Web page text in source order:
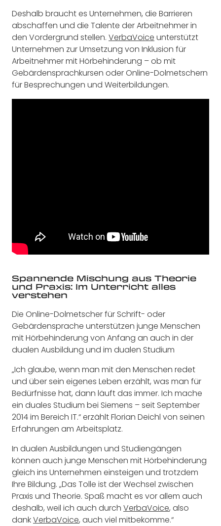
Deshalb braucht es Unternehmen, die Barrieren
abschaffen und die Talente der Arbeitnehmer in
den Vordergrund stellen. VerbaVoice unterstützt
Unternehmen zur Umsetzung von Inklusion für
Arbeitnehmer mit Hörbehinderung – ob mit
Gebärdensprachkursen oder Online-Dolmetschern
für Besprechungen und Weiterbildungen.
Spannende Mischung aus Theorie
und Praxis: Im Unterricht alles
verstehen
Die Online-Dolmetscher für Schrift- oder
Gebärdensprache unterstützen junge Menschen
mit Hörbehinderung von Anfang an auch in der
dualen Ausbildung und im dualen Studium
„Ich glaube, wenn man mit den Menschen redet
und über sein eigenes Leben erzählt, was man für
Bedürfnisse hat, dann läuft das immer. Ich mache
ein duales Studium bei Siemens – seit September
2014 im Bereich IT.“ erzählt Florian Deichl von seinen
Erfahrungen am Arbeitsplatz.
In dualen Ausbildungen und Studiengängen
können auch junge Menschen mit Hörbehinderung
gleich ins Unternehmen einsteigen und trotzdem
Ihre Bildung. „Das Tolle ist der Wechsel zwischen
Praxis und Theorie. Spaß macht es vor allem auch
deshalb, weil ich auch durch VerbaVoice, also
dankVerbaVoice, auch viel mitbekomme.“